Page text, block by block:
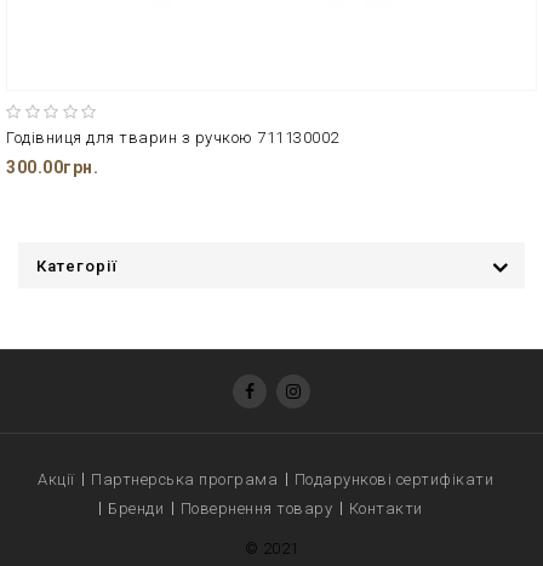
Годівниця для тварин з ручкою 711130002
300.00грн.
Категорії
Акції Партнерська програма
Подарункові сертифікати
Бренди
Повернення товару Контакти
© 2021